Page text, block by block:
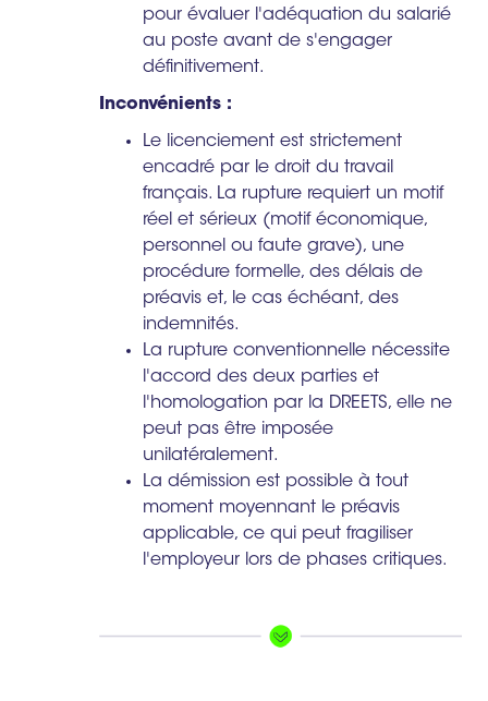
pour évaluer l'adéquation du salarié
au poste avant de s'engager
définitivement.
Inconvénients :
Le licenciement est strictement
encadré par le droit du travail
français. La rupture requiert un motif
réel et sérieux (motif économique,
personnel ou faute grave), une
procédure formelle, des délais de
préavis et, le cas échéant, des
indemnités.
La rupture conventionnelle nécessite
l'accord des deux parties et
l'homologation par la DREETS, elle ne
peut pas être imposée
unilatéralement.
La démission est possible à tout
moment moyennant le préavis
applicable, ce qui peut fragiliser
l'employeur lors de phases critiques.